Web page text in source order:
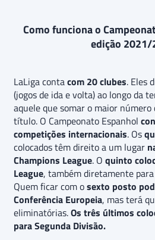
Como funciona o
edição 2021/
LaLiga contacom 20 clubes. Eles
(jogos de ida e volta) ao longo da
aquele que somar o maior número
título. O Campeonato Espanhol
competições internacionais. Os
colocados têm direito a um lugar
Champions League. O quinto
League, também diretamente
Quem ficar com osexto posto
Conferência Europeia, mas terá
eliminatórias.Os três últimos
para Segunda Divisão.